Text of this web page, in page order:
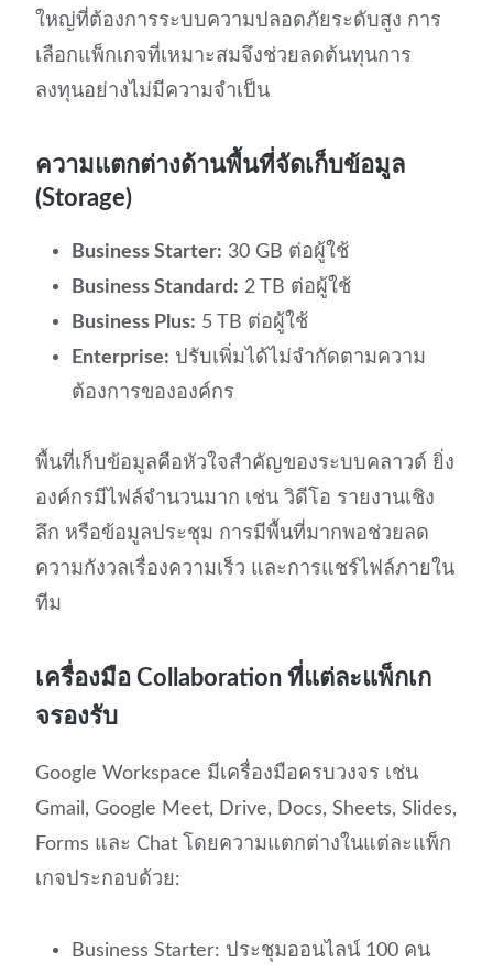
ใหญ่ที่ต้องการระบบความปลอดภัยระดับสูง การ
เลือกแพ็กเกจที่เหมาะสมจึงช่วยลดต้นทุนการ
ลงทุนอย่างไม่มีความจำเป็น
ความแตกต่างด้านพื้นที่จัดเก็บข้อมูล
(Storage)
Business Starter: 30 GB ต่อผู้ใช้
Business Standard: 2 TB ต่อผู้ใช้
Business Plus: 5 TB ต่อผู้ใช้
Enterprise: ปรับเพิ่มได้ไม่จำกัดตามความ
ต้องการขององค์กร
พื้นที่เก็บข้อมูลคือหัวใจสำคัญของระบบคลาวด์ ยิ่ง
องค์กรมีไฟล์จำนวนมาก เช่น วิดีโอ รายงานเชิง
ลึก หรือข้อมูลประชุม การมีพื้นที่มากพอช่วยลด
ความกังวลเรื่องความเร็ว และการแชร์ไฟล์ภายใน
ทีม
เครื่องมือ Collaboration ที่แต่ละแพ็กเก
จรองรับ
Google Workspace มีเครื่องมือครบวงจร เช่น
Gmail, Google Meet, Drive, Docs, Sheets, Slides,
Forms และ Chat โดยความแตกต่างในแต่ละแพ็ก
เกจประกอบด้วย:
Business Starter: ประชุมออนไลน์ 100 คน